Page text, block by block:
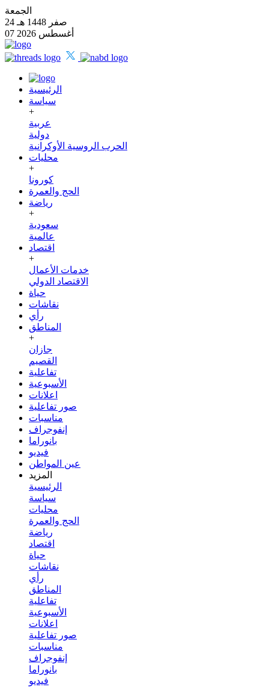
الجمعة
24 صفر 1448 هـ
07 أغسطس 2026
الرئيسية
سياسة
+
عربية
دولية
الحرب الروسية الأوكرانية
محليات
+
كورونا
الحج والعمرة
رياضة
+
سعودية
عالمية
اقتصاد
+
خدمات الأعمال
الاقتصاد الدولي
حياة
نقاشات
رأي
المناطق
+
جازان
القصيم
تفاعلية
الأسبوعية
اعلانات
صور تفاعلية
مناسبات
إنفوجراف
بانوراما
فيديو
عين المواطن
المزيد
الرئيسية
سياسة
محليات
الحج والعمرة
رياضة
اقتصاد
حياة
نقاشات
رأي
المناطق
تفاعلية
الأسبوعية
اعلانات
صور تفاعلية
مناسبات
إنفوجراف
بانوراما
فيديو